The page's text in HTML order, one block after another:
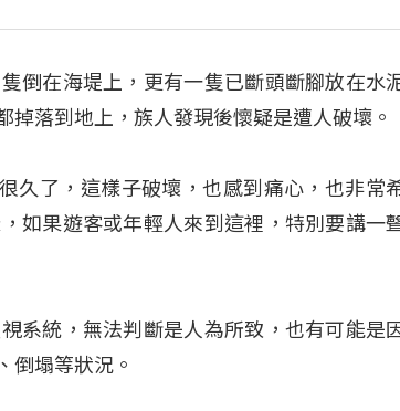
倒在海堤上，更有一隻已斷頭斷腳放在水
掉落到地上，族人發現後懷疑是遭人破壞。
久了，這樣子破壞，也感到痛心，也非常
如果遊客或年輕人來到這裡，特別要講一
系統，無法判斷是人為所致，也有可能是
倒塌等狀況。